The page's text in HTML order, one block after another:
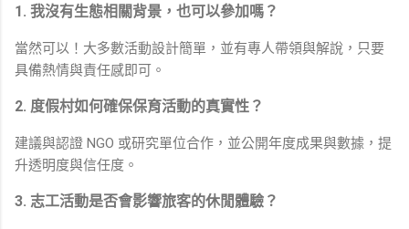
1. 我沒有生態相關背景，也可以參加嗎？
當然可以！大多數活動設計簡單，並有專人帶領與解說，只要
具備熱情與責任感即可。
2. 度假村如何確保保育活動的真實性？
建議與認證 NGO 或研究單位合作，並公開年度成果與數據，提
升透明度與信任度。
3. 志工活動是否會影響旅客的休閒體驗？